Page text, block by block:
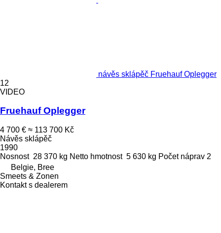
návěs sklápěč Fruehauf Oplegger
12
VIDEO
Fruehauf Oplegger
4 700 € ≈ 113 700 Kč
Návěs sklápěč
1990
Nosnost 28 370 kg Netto hmotnost 5 630 kg Počet náprav 2
Belgie, Bree
Smeets & Zonen
Kontakt s dealerem